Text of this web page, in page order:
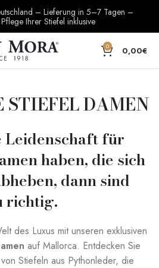
– Lieferung in 5–7 Tagen –
Ihrer Stiefel inklusive
0 0,00€
STIEFEL DAMEN
Leidenschaft für
haben, die sich
dann sind
richtig.
des Luxus mit unseren exklusiven
auf Mallorca. Entdecken Sie
Stiefeln aus Pythonleder, die